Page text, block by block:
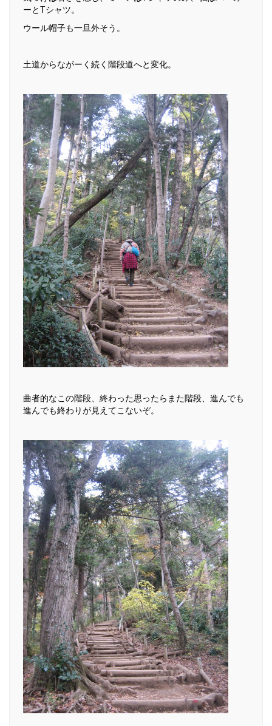
ーとTシャツ。
ウール帽子も一旦外そう。
土道からながーく続く階段道へと変化。
曲者的なこの階段、終わった思ったらまた階段、進んでも
進んでも終わりが見えてこないぞ。